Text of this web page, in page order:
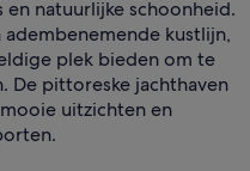
natuurlijke schoonheid.
kustlijn,
plek bieden om te
De pittoreske jachthaven
uitzichten en